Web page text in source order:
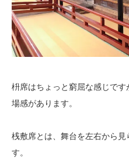
枡席はちょっと窮屈な感じで
場感があります。
桟敷席とは、舞台を左右から
す。